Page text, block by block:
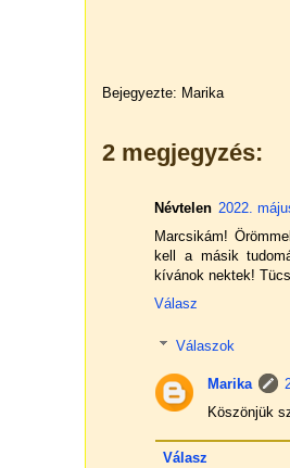
Bejegyezte: Marika
2 megjegyzés:
Névtelen 2022.
Marcsikám!
kell a másik
kívánok nektek!
Válasz
Válaszok
Marika
Köszönjük
Válasz